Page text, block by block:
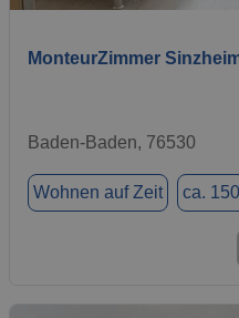
MonteurZimmer
Baden-Baden, 76530
Wohnen auf Zeit ca.